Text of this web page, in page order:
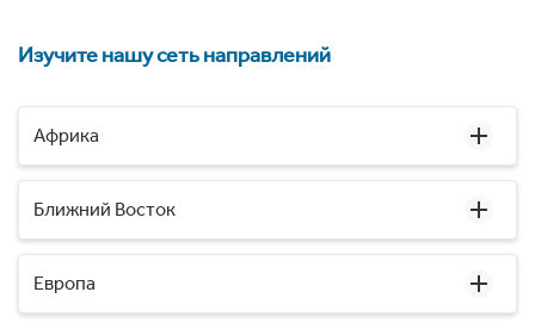
Изучите нашу сеть направлений
Африка
Ближний Восток
Европа